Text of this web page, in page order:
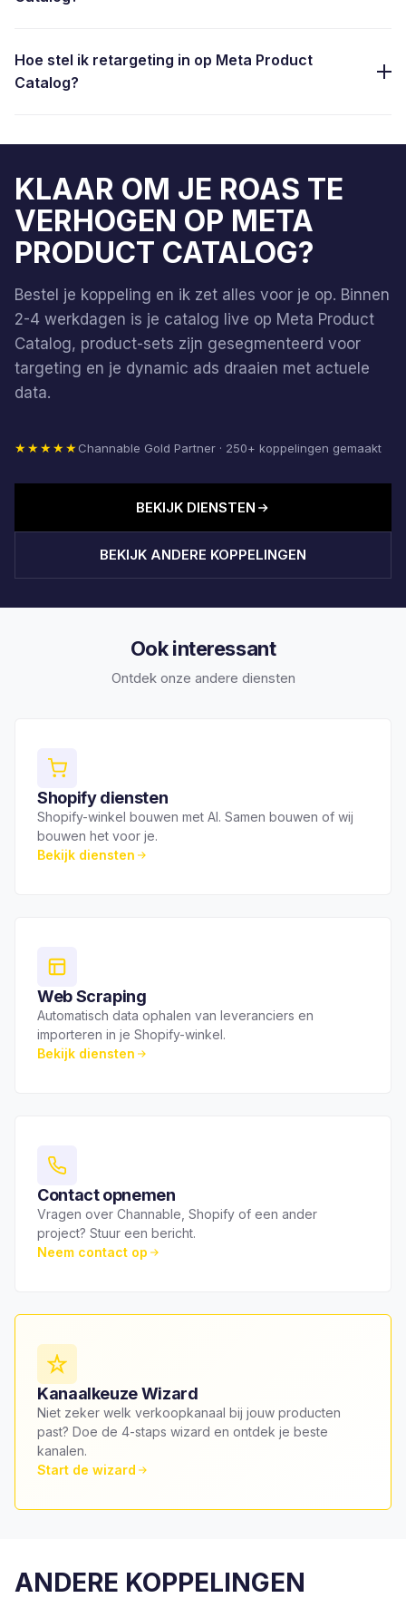
Hoe stel ik retargeting in op Meta Product
Catalog?
KLAAR OM JE ROAS TE
VERHOGEN OP META
PRODUCT CATALOG?
Bestel je koppeling en ik zet alles voor je op. Binnen
2-4 werkdagen is je catalog live op Meta Product
Catalog, product-sets zijn gesegmenteerd voor
targeting en je dynamic ads draaien met actuele
data.
★★★★★Channable Gold Partner · 250+ koppelingen gemaakt
BEKIJK DIENSTEN
BEKIJK ANDERE KOPPELINGEN
Ook interessant
Ontdek onze andere diensten
Shopify diensten
Shopify-winkel bouwen met AI. Samen bouwen of wij
bouwen het voor je.
Bekijk diensten
Web Scraping
Automatisch data ophalen van leveranciers en
importeren in je Shopify-winkel.
Bekijk diensten
Contact opnemen
Vragen over Channable, Shopify of een ander
project? Stuur een bericht.
Neem contact op
Kanaalkeuze Wizard
Niet zeker welk verkoopkanaal bij jouw producten
past? Doe de 4-staps wizard en ontdek je beste
kanalen.
Start de wizard
ANDERE KOPPELINGEN